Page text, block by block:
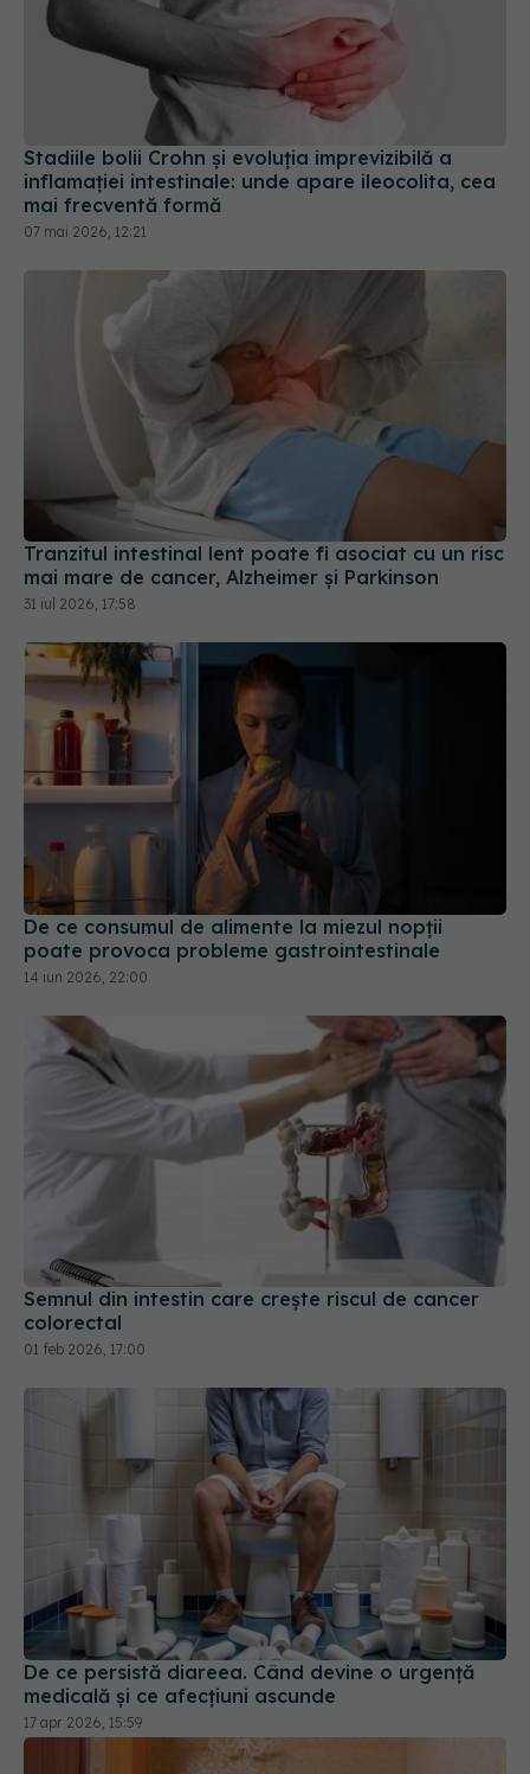
Stadiile bolii Crohn și evoluția imprevizibilă a
inflamației intestinale: unde apare ileocolita, cea
mai frecventă formă
07 mai 2026, 12:21
Tranzitul intestinal lent poate fi asociat cu un risc
mai mare de cancer, Alzheimer și Parkinson
31 iul 2026, 17:58
De ce consumul de alimente la miezul nopții
poate provoca probleme gastrointestinale
14 iun 2026, 22:00
Semnul din intestin care crește riscul de cancer
colorectal
01 feb 2026, 17:00
De ce persistă diareea. Când devine o urgență
medicală și ce afecțiuni ascunde
17 apr 2026, 15:59